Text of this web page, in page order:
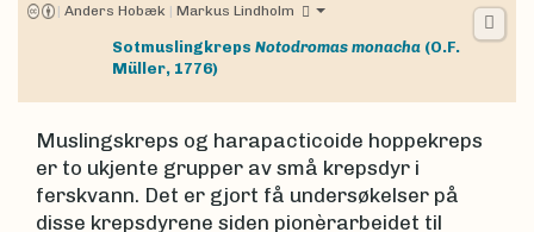
| Anders Hobæk | Markus Lindholm
Sotmuslingkreps Notodromas monacha (O.F.
Müller, 1776)
Muslingskreps og harapacticoide hoppekreps
er to ukjente grupper av små krepsdyr i
ferskvann. Det er gjort få undersøkelser på
disse krepsdyrene siden pionèrarbeidet til